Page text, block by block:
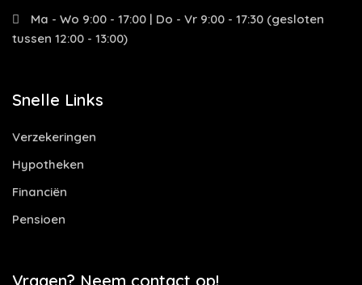
Ma - Wo 9:00 - 17:00 | Do - Vr 9:00 - 17:30 (gesloten
tussen 12:00 - 13:00)
Snelle Links
Verzekeringen
Hypotheken
Financiën
Pensioen
Vragen? Neem contact op!